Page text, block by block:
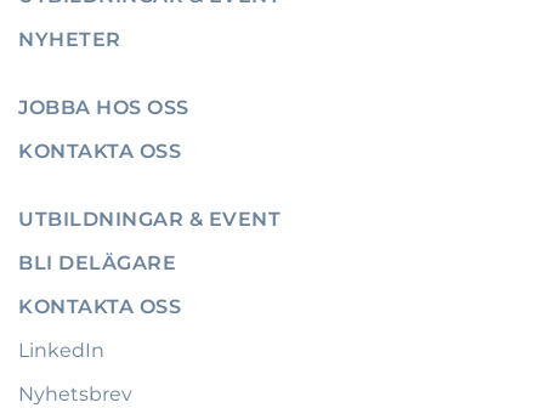
NYHETER
JOBBA HOS OSS
KONTAKTA OSS
UTBILDNINGAR & EVENT
BLI DELÄGARE
KONTAKTA OSS
LinkedIn
Nyhetsbrev